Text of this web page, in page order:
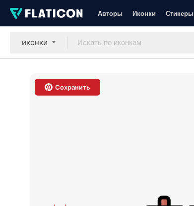
Авторы Иконки Стикеры
иконки
Сохранить